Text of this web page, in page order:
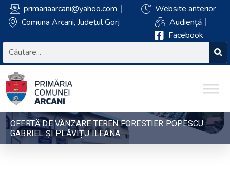
primariaarcani@yahoo.com
Comuna Arcani, Județul Gorj
Website anterior
Audiență
Facebook
OFERTĂ DE VÂNZARE TEREN FORESTIER POPESCU
GABRIEL ȘI PLĂVIȚU ILEANA